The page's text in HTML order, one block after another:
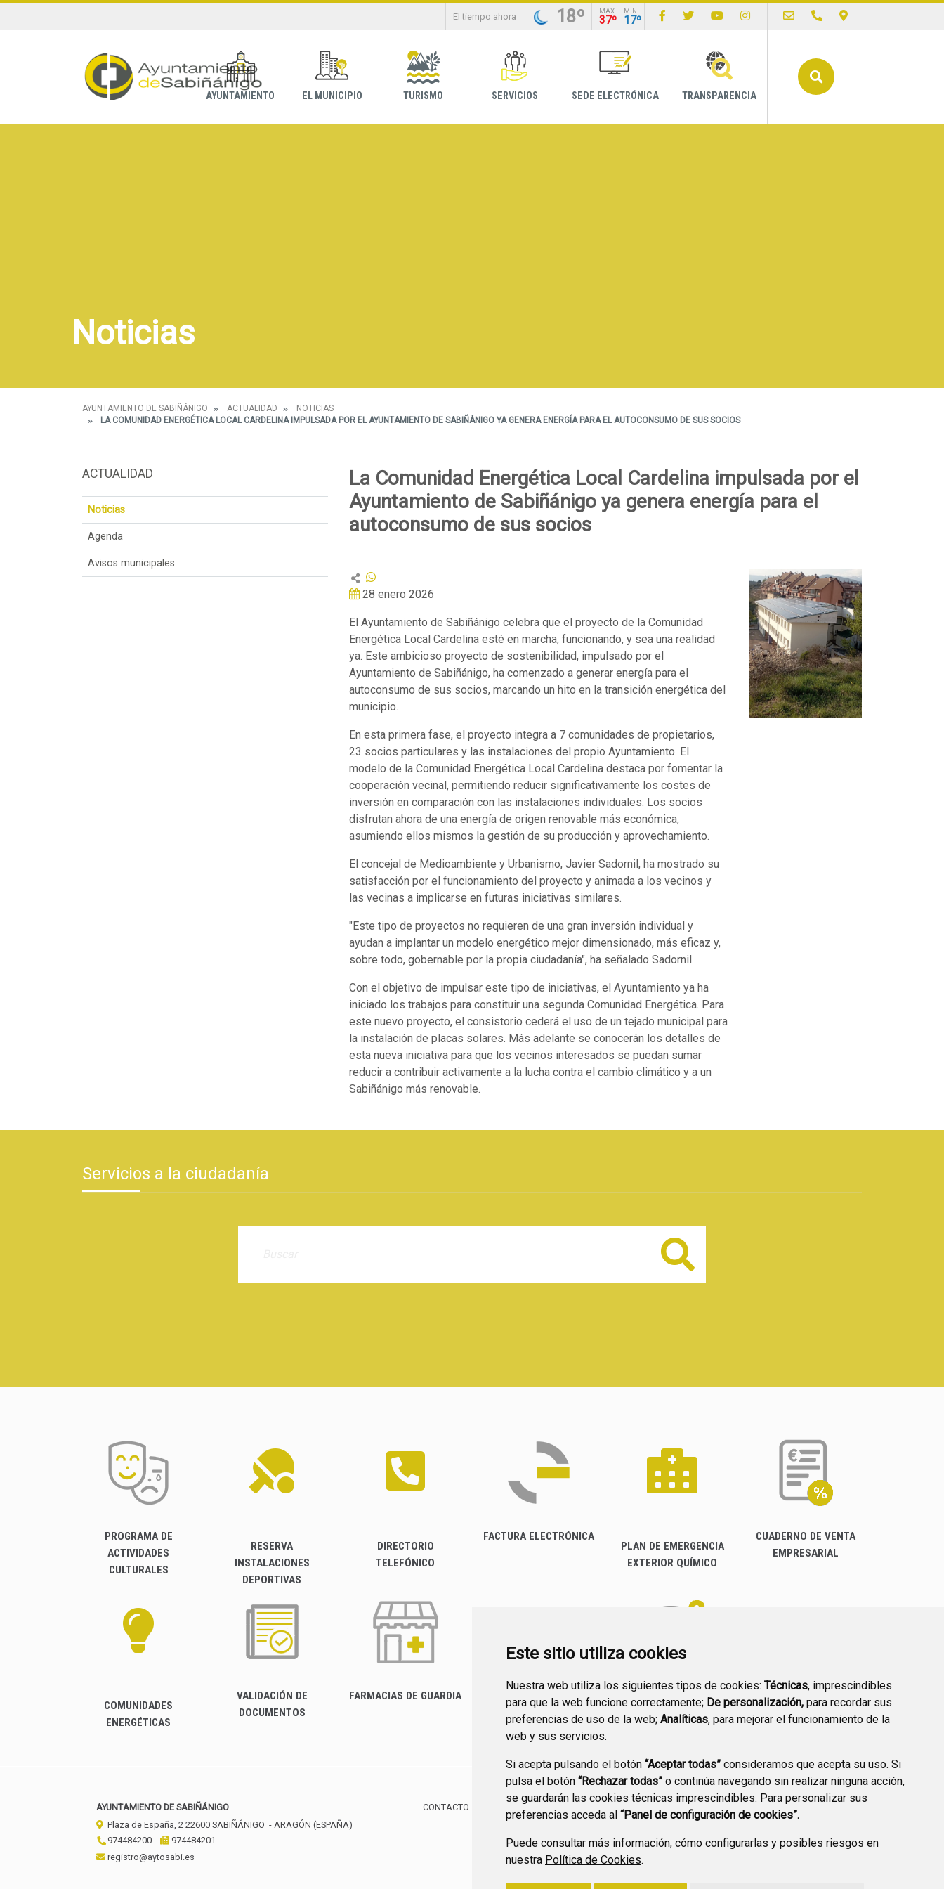
Este sitio utiliza cookies
Nuestra web utiliza los siguientes tipos de cookies: Técnicas, imprescindibles
para que la web funcione correctamente; De personalización, para recordar sus
preferencias de uso de la web; Analíticas, para mejorar el funcionamiento de la
web y sus servicios.
Si acepta pulsando el botón “Aceptar todas” consideramos que acepta su uso. Si
pulsa el botón “Rechazar todas” o continúa navegando sin realizar ninguna acción,
se guardarán las cookies técnicas imprescindibles. Para personalizar sus
preferencias acceda al “Panel de configuración de cookies”.
Puede consultar más información, cómo configurarlas y posibles riesgos en
nuestra Política de Cookies.
El tiempo ahora 18º MAX
37º
MIN
17º
AYUNTAMIENTO EL MUNICIPIO TURISMO SERVICIOS SEDE ELECTRÓNICA TRANSPARENCIA
Noticias
AYUNTAMIENTO DE SABIÑÁNIGO ACTUALIDAD
NOTICIAS
LA COMUNIDAD ENERGÉTICA LOCAL CARDELINA IMPULSADA POR EL AYUNTAMIENTO DE SABIÑÁNIGO YA GENERA ENERGÍA PARA EL AUTOCONSUMO DE SUS SOCIOS
ACTUALIDAD
Noticias
Agenda
Avisos municipales
La Comunidad Energética Local Cardelina impulsada por el
Ayuntamiento de Sabiñánigo ya genera energía para el
autoconsumo de sus socios
28 enero 2026
El Ayuntamiento de Sabiñánigo celebra que el proyecto de la Comunidad
Energética Local Cardelina esté en marcha, funcionando, y sea una realidad
ya. Este ambicioso proyecto de sostenibilidad, impulsado por el
Ayuntamiento de Sabiñánigo, ha comenzado a generar energía para el
autoconsumo de sus socios, marcando un hito en la transición energética del
municipio.
En esta primera fase, el proyecto integra a 7 comunidades de propietarios,
23 socios particulares y las instalaciones del propio Ayuntamiento. El
modelo de la Comunidad Energética Local Cardelina destaca por fomentar la
cooperación vecinal, permitiendo reducir significativamente los costes de
inversión en comparación con las instalaciones individuales. Los socios
disfrutan ahora de una energía de origen renovable más económica,
asumiendo ellos mismos la gestión de su producción y aprovechamiento.
El concejal de Medioambiente y Urbanismo, Javier Sadornil, ha mostrado su
satisfacción por el funcionamiento del proyecto y animada a los vecinos y
las vecinas a implicarse en futuras iniciativas similares.
"Este tipo de proyectos no requieren de una gran inversión individual y
ayudan a implantar un modelo energético mejor dimensionado, más eficaz y,
sobre todo, gobernable por la propia ciudadanía", ha señalado Sadornil.
Con el objetivo de impulsar este tipo de iniciativas, el Ayuntamiento ya ha
iniciado los trabajos para constituir una segunda Comunidad Energética. Para
este nuevo proyecto, el consistorio cederá el uso de un tejado municipal para
la instalación de placas solares. Más adelante se conocerán los detalles de
esta nueva iniciativa para que los vecinos interesados se puedan sumar
reducir a contribuir activamente a la lucha contra el cambio climático y a un
Sabiñánigo más renovable.
Servicios a la ciudadanía
Buscar
PROGRAMA DE
ACTIVIDADES
CULTURALES
RESERVA
INSTALACIONES
DEPORTIVAS
DIRECTORIO
TELEFÓNICO
FACTURA ELECTRÓNICA
PLAN DE EMERGENCIA
EXTERIOR QUÍMICO
CUADERNO DE VENTA
EMPRESARIAL
COMUNIDADES
ENERGÉTICAS
VALIDACIÓN DE
DOCUMENTOS
FARMACIAS DE GUARDIA
CANAL YOUTUBE
PREGUNTAS
FRECUENTES
PLAN DE ACCIÓN LOCAL
2030
AYUNTAMIENTO DE SABIÑÁNIGO
Plaza de España, 2 22600 SABIÑÁNIGO - ARAGÓN (ESPAÑA)
974484200
974484201
registro@aytosabi.es
CONTACTO POLÍTICA DE PRIVACIDAD ACCESIBILIDAD POLÍTICA DE COOKIES